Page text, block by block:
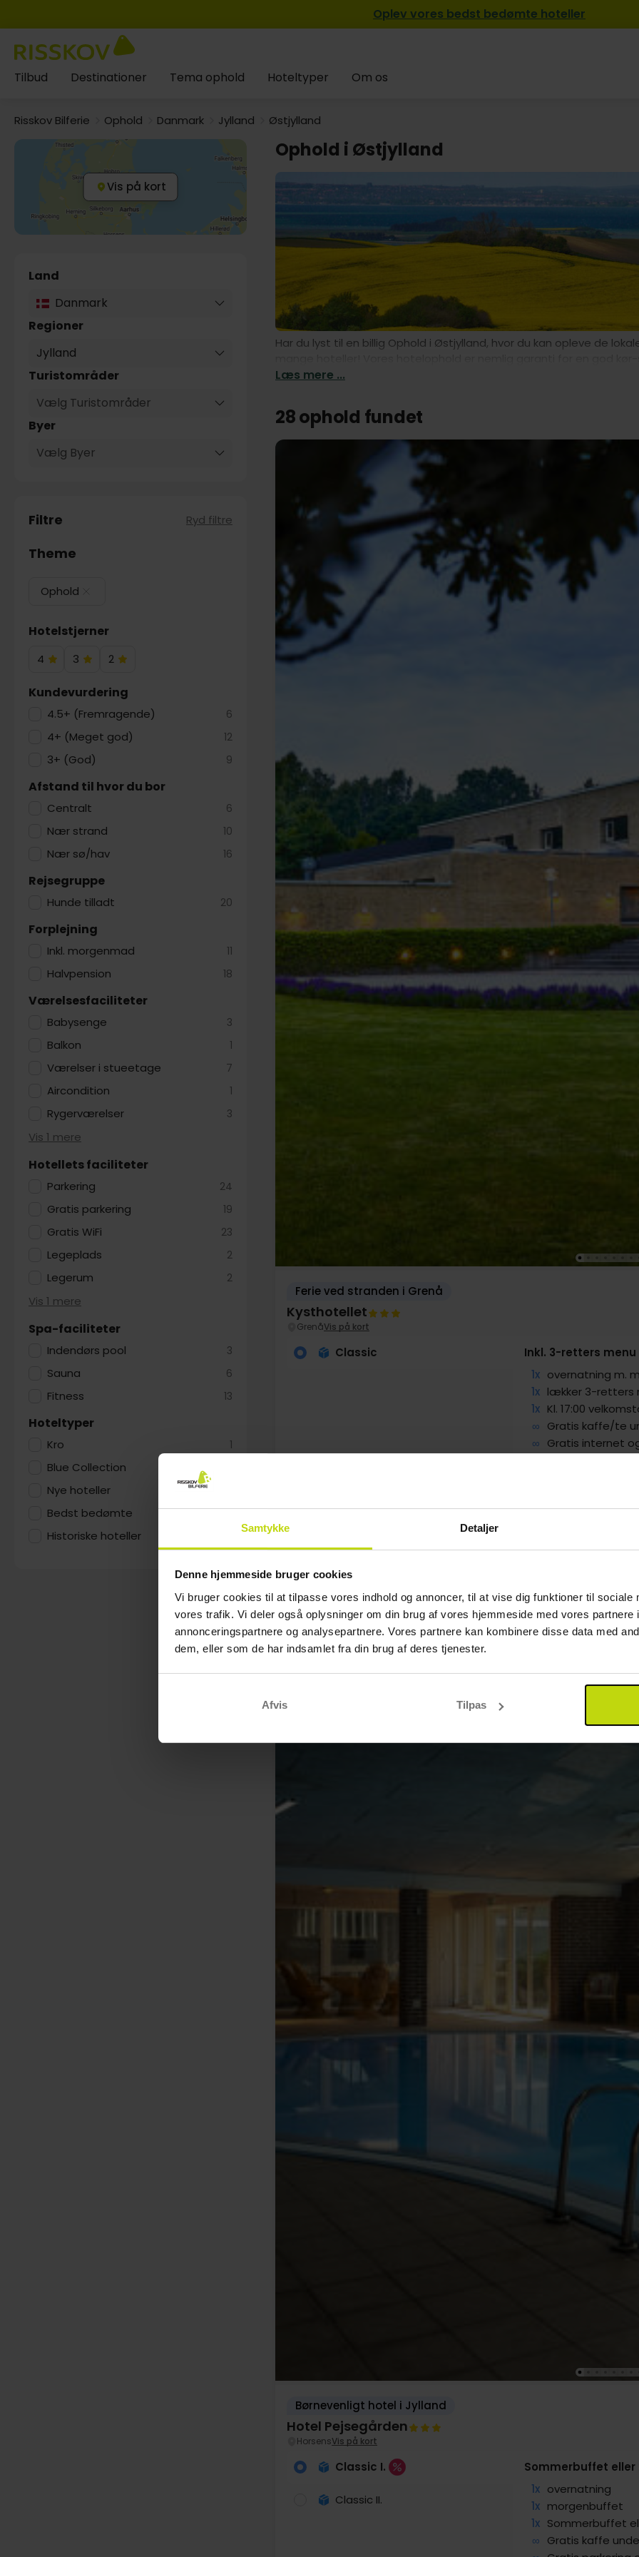
Samtykke Detaljer
Denne hjemmeside bruger cookies
Vi bruger cookies til at tilpasse vores indhold og annoncer, til at vise dig funktioner til sociale
vores trafik. Vi deler også oplysninger om din brug af vores hjemmeside med vores partnere
annonceringspartnere og analysepartnere. Vores partnere kan kombinere disse data med
dem, eller som de har indsamlet fra din brug af deres tjenester.
Afvis Tilpas
Oplev vores bedst bedømte hoteller
Tilbud Destinationer Tema ophold Hoteltyper Om os
Risskov Bilferie Ophold Danmark Jylland Østjylland
Vis på kort
Land
Danmark
Regioner
Jylland
Turistområder
Vælg Turistområder
Byer
Vælg Byer
Filtre Ryd filtre
Theme
Ophold
Hotelstjerner
4
4
3
3
2
2
Kundevurdering
4.5+ (Fremragende) 6
4+ (Meget god) 12
3+ (God) 9
Afstand til hvor du bor
Centralt 6
Nær strand 10
Nær sø/hav 16
Rejsegruppe
Hunde tilladt 20
Forplejning
Inkl. morgenmad 11
Halvpension 18
Værelsesfaciliteter
Babysenge 3
Balkon 1
Værelser i stueetage 7
Aircondition 1
Rygerværelser 3
Vis 1 mere
Hotellets faciliteter
Parkering 24
Gratis parkering 19
Gratis WiFi 23
Legeplads 2
Legerum 2
Vis 1 mere
Spa-faciliteter
Indendørs pool 3
Sauna 6
Fitness 13
Hoteltyper
Kro 1
Blue Collection
Nye hoteller
Bedst bedømte 18
Historiske hoteller
Ophold i Østjylland
Har du lyst til en billig Ophold i Østjylland, hvor du kan opleve de
Læs mere ...
28 ophold fundet
Ferie ved stranden i Grenå
Kysthotellet
GrenåVis på kort
Classic
Inkl. 3-retters menu
1x overnatning m.
1x lækker 3-retters
1x Kl. 17:00
∞ Gratis kaffe/te
∞ Gratis internet
Aug pp479,- Sep pp559,- Okt pp579,-
Børnevenligt hotel i Jylland
Hotel Pejsegården
HorsensVis på kort
Classic I.
Classic II.
Sommerbuffet
1x overnatning
1x morgenbuffet
1x Sommerbuffet
∞ Gratis kaffe